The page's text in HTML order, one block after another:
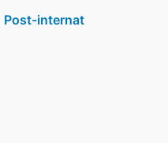
Post-internat